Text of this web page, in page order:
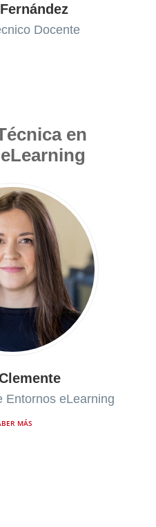
Docente
en
Entornos eLearning
MÁS